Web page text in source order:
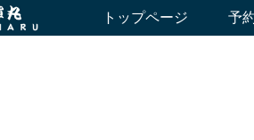
トップページ 予